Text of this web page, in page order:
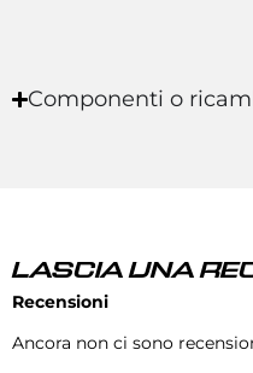
Componenti o
LASCIA UNA
Recensioni
Ancora non ci sono